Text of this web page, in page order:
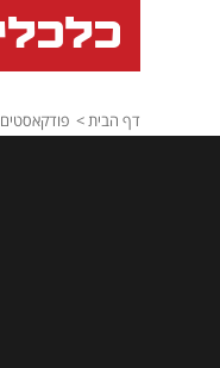
דף הבית פודקאסטים